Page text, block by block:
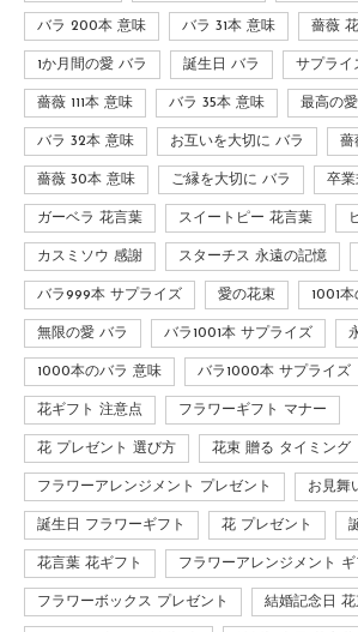
バラ 200本 意味 バラ 31本 意味 薔薇
1か月間の愛 バラ 誕生日 バラ サプライ
薔薇 111本 意味 バラ 35本 意味 最高の
バラ 32本 意味 お互いを大切に バラ 薔
薔薇 30本 意味 ご縁を大切に バラ 卒
ガーベラ 花言葉 スイートピー 花言葉
カスミソウ 感謝 スターチス 永遠の記憶
バラ999本 サプライズ 愛の花束 1001
無限の愛 バラ バラ1001本 サプライズ
1000本のバラ 意味 バラ1000本 サプライズ
花ギフト 注意点 フラワーギフト マナー
花 プレゼント 選び方 花束 贈る タイミング
フラワーアレンジメント プレゼント お見舞
誕生日 フラワーギフト 花 プレゼント
花言葉 花ギフト フラワーアレンジメント ギ
フラワーボックス プレゼント 結婚記念日 花